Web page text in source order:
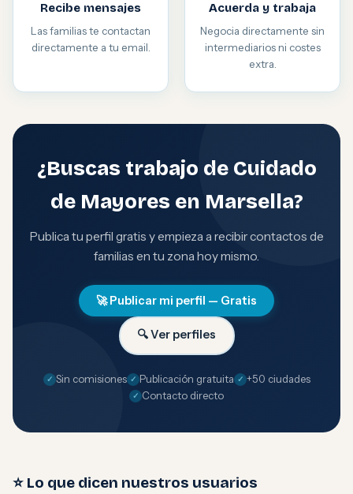
Recibe mensajes
Las familias te contactan
directamente a tu email.
Acuerda y trabaja
Negocia directamente sin
intermediarios ni costes
extra.
¿Buscas trabajo de Cuidado
de Mayores en Marsella?
Publica tu perfil gratis y empieza a recibir contactos de
familias en tu zona hoy mismo.
🚀 Publicar mi perfil — Gratis
🔍 Ver perfiles
Sin comisiones Publicación gratuita
+50 ciudades
Contacto directo
⭐ Lo que dicen nuestros usuarios